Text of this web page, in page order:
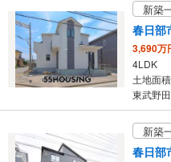
存
す
る
新築
春日部
3,690万
4LDK
土地面
東武野
新築
春日部